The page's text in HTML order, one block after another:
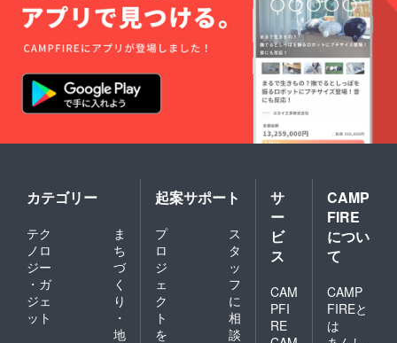
カテゴリー
テク
ノロ
ジー
・ガ
ジェ
ット
ま
ち
づ
く
り
・
地
起案サポート
プ
ロ
ジ
ェ
ク
ト
を
ス
タ
ッ
フ
に
相
談
サ
ー
ビ
ス
CAM
PFI
RE
CAMP
FIRE
につい
て
CAMP
FIREと
は